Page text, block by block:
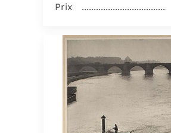
Prix